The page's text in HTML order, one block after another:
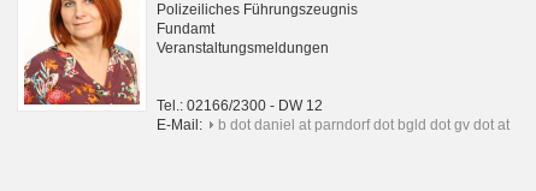
Polizeiliches Führungszeugnis
Fundamt
Veranstaltungsmeldungen
Tel.: 02166/2300 - DW 12
E-Mail:
b dot daniel at parndorf dot bgld dot gv dot at